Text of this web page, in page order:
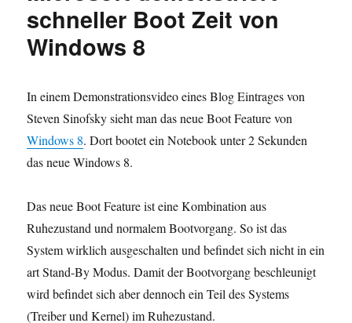
schneller Boot Zeit von
Windows 8
In einem Demonstrationsvideo eines Blog Eintrages von
Steven Sinofsky sieht man das neue Boot Feature von
Windows 8. Dort bootet ein Notebook unter 2 Sekunden
das neue Windows 8.
Das neue Boot Feature ist eine Kombination aus
Ruhezustand und normalem Bootvorgang. So ist das
System wirklich ausgeschalten und befindet sich nicht in ein
art Stand-By Modus. Damit der Bootvorgang beschleunigt
wird befindet sich aber dennoch ein Teil des Systems
(Treiber und Kernel) im Ruhezustand.